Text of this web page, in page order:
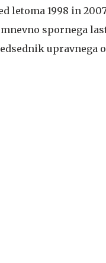
letoma 1998 in
spornega
upravnega